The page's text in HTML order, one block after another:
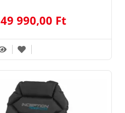
49 990,00 Ft